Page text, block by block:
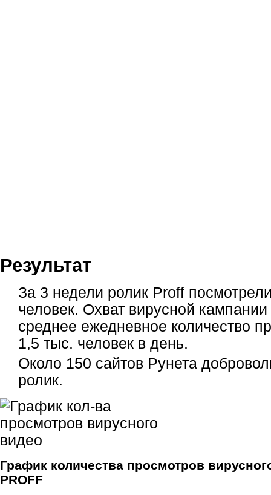
Результат
За 3 недели ролик Proff
человек. Охват вирусной
среднее ежедневное количество
1,5 тыс. человек в день.
Около 150 сайтов Рунета
ролик.
График количества просмотров
PROFF